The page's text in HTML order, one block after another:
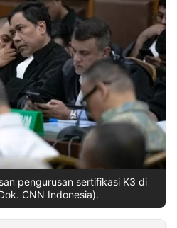
pengurusan sertifikasi K3 di
CNN Indonesia).